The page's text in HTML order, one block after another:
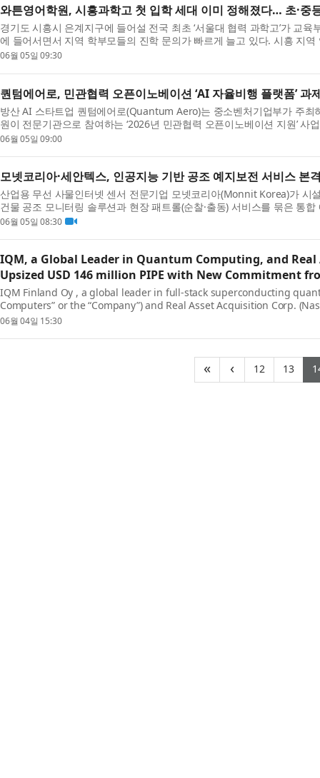
와튼영어학원, 시흥과학고 첫 입학 세대 이미 정해졌다… 초·중
경기도 시흥시 은계지구에 들어설 전국 최초 ‘서울대 협력 과학고’가 교
에 들어서면서 지역 학부모들의 진학 문의가 빠르게 늘고 있다. 시흥 지
06월 05일 09:30
퀀텀에어로, 민관협력 오픈이노베이션 ‘AI 자율비행 플랫폼’ 과
방산 AI 스타트업 퀀텀에어로(Quantum Aero)는 중소벤처기업부가 주
원이 전문기관으로 참여하는 ‘2026년 민관협력 오픈이노베이션 지원’ 사
06월 05일 09:00
모넷코리아·세안텍스, 인공지능 기반 공조 예지보전 서비스 본
산업용 무선 사물인터넷 센서 전문기업 모넷코리아(Monnit Korea)가 시
건물 공조 모니터링 솔루션과 현장 패트롤(순찰·출동) 서비스를 묶은 통
06월 05일 08:30
IQM, a Global Leader in Quantum Computing, and
Upsized USD 146 million PIPE with New Commitment
IQM Finland Oy , a global leader in full-stack superconducting
Computers” or the “Company”) and Real Asset Acquisition Corp.
06월 04일 15:30
« ‹ 12 13